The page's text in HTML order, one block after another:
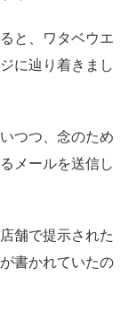
と、ワタベウエ
に辿り着きまし
つつ、念のため
メールを送信し
舗で提示された
書かれていたの